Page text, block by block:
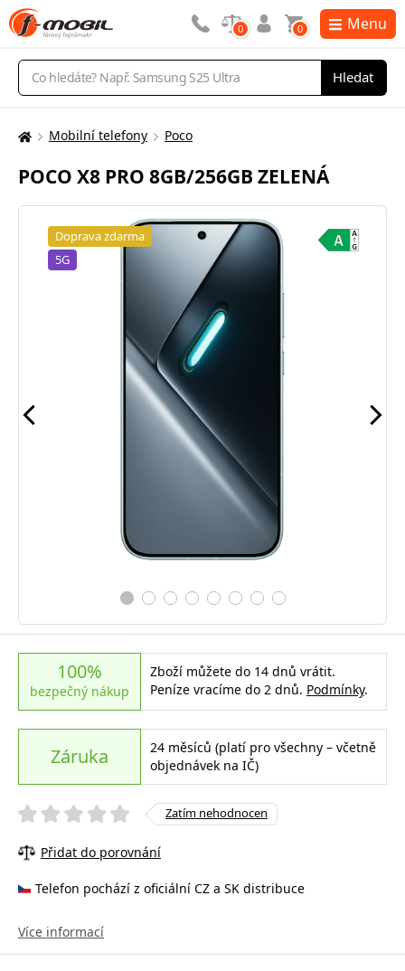
Vyhledávání
Hledat
0 0 Menu
Zde
nacházíte:
Mobilní telefony Poco
POCO X8 PRO 8GB/256GB ZELENÁ
Doprava zdarma
5G
100%
bezpečný nákup
Zboží můžete do 14 dnů vrátit.
Peníze vracíme do 2 dnů. Podmínky.
Záruka
24 měsíců (platí pro všechny – včetně
objednávek na IČ)
Zatím nehodnocen
Přidat do porovnání
Telefon pochází z oficiální CZ a SK distribuce
Více informací